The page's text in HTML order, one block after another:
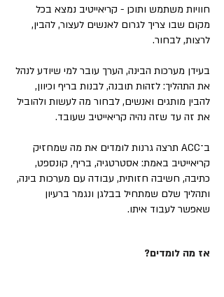
חוויות משתמש ותוכן - קריאייטיב נמצא בכל
מקום שבו צריך לגרום לאנשים לעצור, להבין,
לרצות, לבחור.
בעידן מערכות הבינה, הערך עובר למי שיודע לנהל
את התהליך: לזהות תובנה, לבנות בריף וכיוון,
להבין מותגים ואנשים, לבחור מה לעשות ולהוביל
את זה עד שזה נהיה קריאייטיב שעובד.
ב־ACC תרצה גרנות לומדים את מה שמחזיק
קריאייטיב באמת: אסטרטגיה, בריף, קונספט,
כתיבה, חשיבה חזותית, עבודה עם מערכות בינה,
ותהליך שלם שמתחיל בבלגן ונגמר ברעיון
שאפשר לעבוד איתו.
אז מה לומדים?